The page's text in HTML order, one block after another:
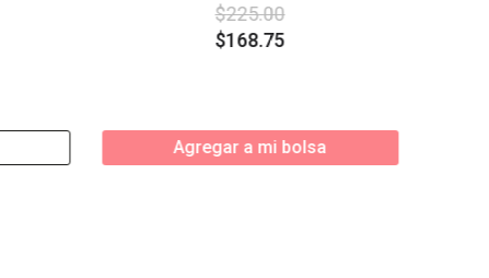
$225.00
$168.75
Agregar a mi bolsa